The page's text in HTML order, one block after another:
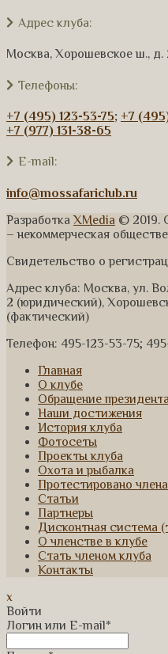
Адрес клуба:
Москва, Хорошевское ш., д.
Телефоны:
+7 (495) 123-53-75; +7
+7 (977) 131-38-65
E-mail:
info@mossafariclub.ru
Разработка XMedia © 2019.
– некоммерческая
Свидетельство о
Адрес клуба: Москва, ул.
2 (юридический),
(фактический)
Телефон: 495-123-53-75;
Главная
О клубе
Обращение президента
Наши достижения
История клуба
Фотосеты
Проекты клуба
Охота и рыбалка
Протестировано
Статьи
Партнеры
Дисконтная система
О членстве в клубе
Стать членом клуба
Контакты
x
Войти
Логин или E-mail*